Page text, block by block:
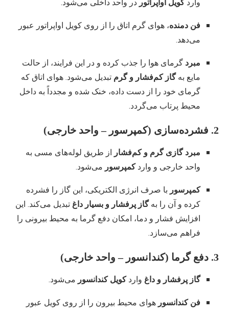
واردکویل اواپراتوردر واحد داخلی می‌شود.
فن دمنده، هوای گرم اتاق را از روی کویل اواپراتور عبور
می‌دهد.
مبرد گرمای هوا را جذب کرده و در این فرایند، از حالت
مایع بهگاز کم‌فشار و گرم تبدیل می‌شود. هوای اتاق که
گرمای خود را از دست داده، خنک شده و مجدداً به داخل
محیط پرتاب می‌گردد.
2. فشرده‌سازی (کمپرسور – واحد خارجی)
مبرد گازی گرم و کم‌فشاراز طریق لوله‌های مسی به
واحد خارجی و واردکمپرسورمی‌شود.
کمپرسوربا صرف انرژی الکتریکی، این گاز را فشرده
کرده و آن را بهگاز پرفشار و بسیار داغ تبدیل می‌کند. این
افزایش فشار و دما، امکان دفع گرما به محیط بیرونی را
فراهم می‌سازد.
3. دفع گرما (کندانسور – واحد خارجی)
گاز پرفشار و داغ واردکویل کندانسورمی‌شود.
فن کندانسورهوای محیط بیرون را از روی کویل عبور